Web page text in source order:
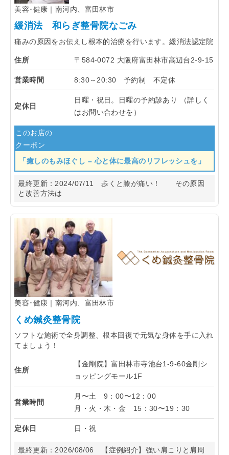
美容･健康｜南河内、富田林市
緩消法 和らぎ整骨院なごみ
痛みの原因をお伝えし根本的治療を行います。緩消法認定院
住所 〒584-0072 大阪府富田林市高辺台2-9-15
営業時間 8:30～20:30 予約制 不定休
定休日
日曜・祝日。日曜の予約診あり （詳しく
はお問い合わせを）
このお店の
クーポン
「癒しのもみほぐし – 心と体に最高のリフレッシュを」
最終更新：2024/07/11
歩くと膝が痛い！ その原因
と改善方法は
美容･健康｜南河内、富田林市
くめ鍼灸整骨院
ソフトな施術で全身調整、根本回復で元気な身体を手に入れ
てましょう！
住所
【金剛院】富田林市寺池台1-9-60金剛シ
ョッピングモール1F
営業時間
月〜土 9：00〜12：00
月・火・木・金 15：30〜19：30
定休日 日・祝
最終更新：2026/08/06
【症例紹介】強い肩こりと肩周